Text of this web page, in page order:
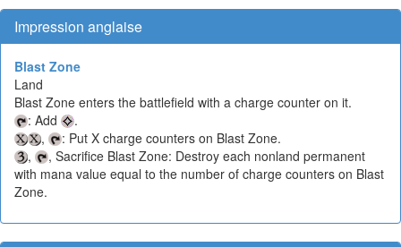
Impression anglaise
Blast Zone
Land
Blast Zone enters the battlefield with a charge counter on it.
: Add
.
,
: Put X charge counters on Blast Zone.
,
, Sacrifice Blast Zone: Destroy each nonland permanent
with mana value equal to the number of charge counters on Blast
Zone.